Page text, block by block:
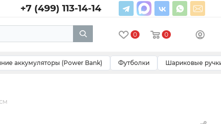
+7 (499) 113-14-14
0 0
аккумуляторы (Power Bank) Футболки Шариковые